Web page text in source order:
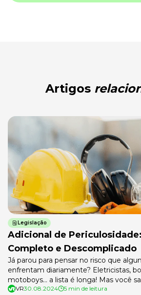
Artigos
Legislação
Adicional de
Completo e Descomplicado
Já parou para pensar no risco que
enfrentam diariamente? Eletricistas,
motoboys… a lista é longa! Mas você
reconhece esses perigos e garante
VR30.08.2024 5 min de leitura